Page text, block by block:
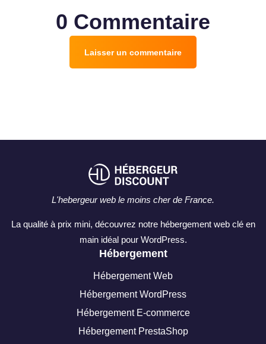
0 Commentaire
Laisser un commentaire
L'hebergeur web le moins cher de France.
La qualité à prix mini, découvrez notre hébergement web clé en
main idéal pour WordPress.
Hébergement
Hébergement Web
Hébergement WordPress
Hébergement E-commerce
Hébergement PrestaShop